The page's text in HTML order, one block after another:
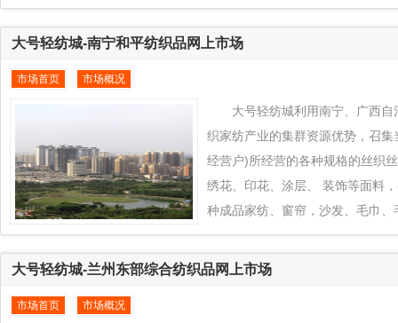
品对接到全球纺织品交易平台
城平台上来， 通过大号轻纺城在
织业凸拓全球新型市场， 把当地
过大号轻纺城推向全球各地区销售
大号轻纺城-南宁和平纺织品网上市场
市场首页 市场概况
大号轻纺城利用南宁、广西
织家纺产业的集群资源优势，召
经营户)所经营的各种规格的丝织
绣花、印花、涂层、 装饰等面料
种成品家纺、窗帘，沙发、毛巾、
织品对接到全球纺织品交易平台
纺城平台上来， 通过大号轻纺城
大号轻纺城-兰州东部综合纺织品网上市场
市场首页 市场概况